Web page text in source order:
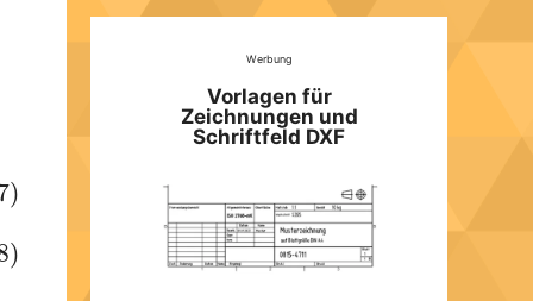
Werbung
Vorlagen für
Zeichnungen und
Schriftfeld DXF